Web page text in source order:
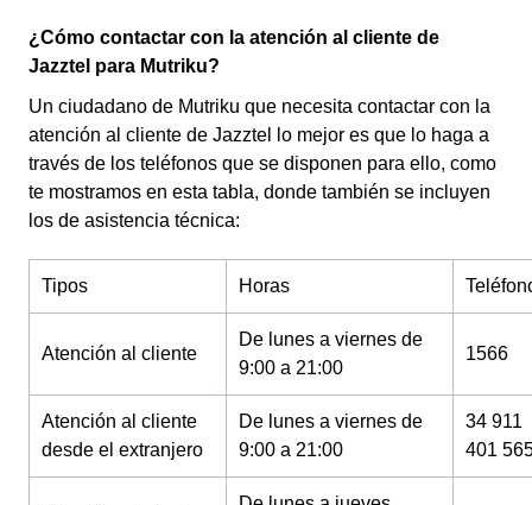
¿Cómo contactar con la atención al cliente de
Jazztel para Mutriku?
Un ciudadano de Mutriku que necesita contactar con la
atención al cliente de Jazztel lo mejor es que lo haga a
través de los teléfonos que se disponen para ello, como
te mostramos en esta tabla, donde también se incluyen
los de asistencia técnica:
Tipos Horas
Atención al cliente
De lunes a viernes de
9:00 a 21:00
1566
Atención al cliente
desde el extranjero
De lunes a viernes de
9:00 a 21:00
34 911
401